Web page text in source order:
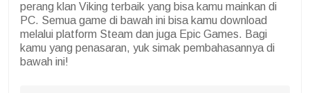
perang klan Viking terbaik yang bisa kamu mainkan di
PC. Semua game di bawah ini bisa kamu download
melalui platform Steam dan juga Epic Games. Bagi
kamu yang penasaran, yuk simak pembahasannya di
bawah ini!